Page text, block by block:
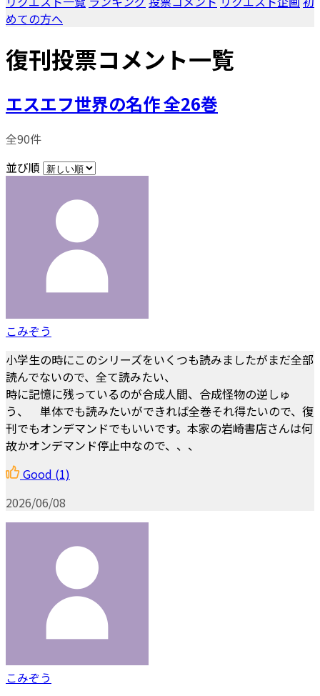
めての方へ
復刊投票コメント一覧
エスエフ世界の名作 全26巻
全90件
並び順
こみぞう
小学生の時にこのシリーズをいくつも読みましたがまだ全部
読んでないので、全て読みたい、
時に記憶に残っているのが合成人間、合成怪物の逆しゅ
う、 単体でも読みたいができれば全巻それ得たいので、復
刊でもオンデマンドでもいいです。本家の岩崎書店さんは何
故かオンデマンド停止中なので、、、
Good (1)
2026/06/08
こみぞう